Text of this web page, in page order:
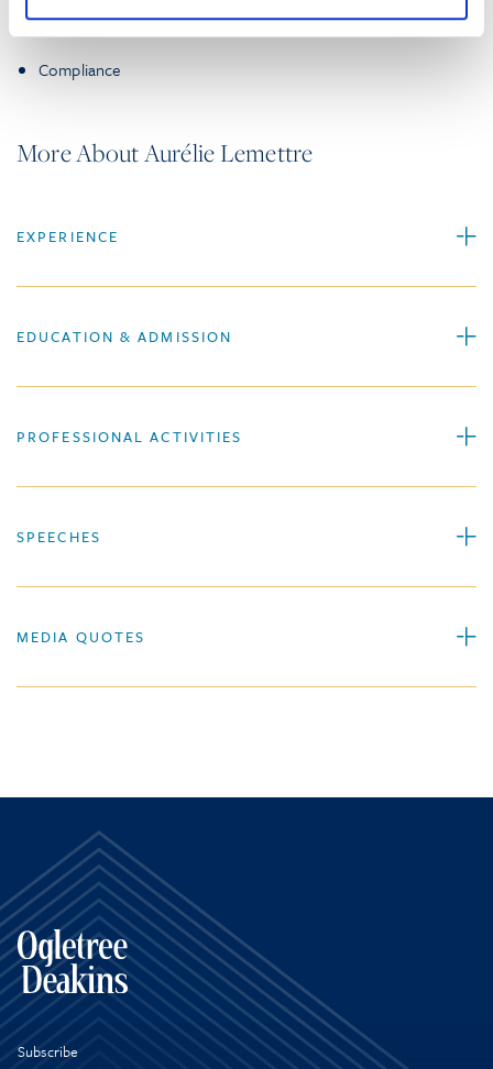
Vocational training
Compliance
More About Aurélie Lemettre
EXPERIENCE
EDUCATION & ADMISSION
PROFESSIONAL ACTIVITIES
SPEECHES
MEDIA QUOTES
Subscribe